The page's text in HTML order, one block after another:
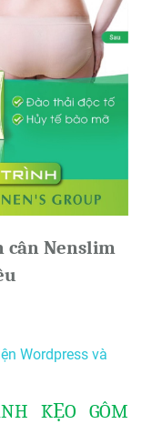
Nenslim
KẸO GÔM